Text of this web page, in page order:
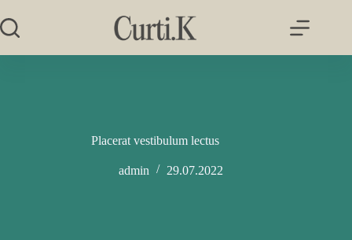
al
contenuto
Placerat vestibulum lectus
admin 29.07.2022